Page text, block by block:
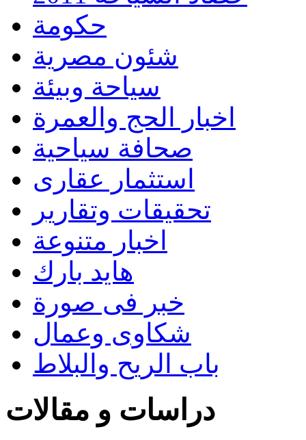
حكومة
شئون مصرية
سياحة وبيئة
اخبار الحج والعمرة
صحافة سياحية
استثمار عقارى
تحقيقات وتقارير
اخبار متنوعة
هايد بارك
خبر فى صورة
شكاوى وعمال
باب الريح والبلاط
دراسات و مقالات